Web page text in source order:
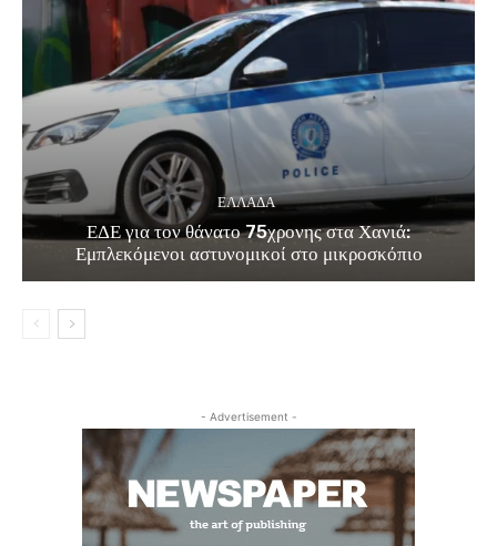
ΕΛΛΑΔΑ
ΕΔΕ για τον θάνατο 75χρονης στα Χανιά:
Εμπλεκόμενοι αστυνομικοί στο μικροσκόπιο
- Advertisement -